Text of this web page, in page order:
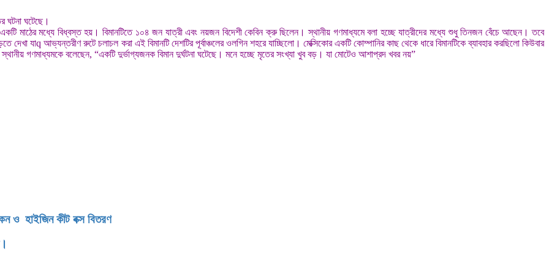
ঘটনা ঘটেছে।
একটি মাঠের মধ্যে বিধ্বস্ত হয়। বিমানটিতে ১০৪ জন যাত্রী এবং নয়জন বিদেশী কেবিন ক্রু ছিলেন। স্থানীয় গণমাধ্যমে বলা হচ্ছে যাত্রীদের মধ্যে শুধু তিনজন বেঁচে আছেন। তবে
যাq আভ্যন্তরীণ রুটে চলাচল করা এই বিমানটি দেশটির পূর্বাঞ্চলের ওলগিন শহরে যাচ্ছিলো। মেক্সিকোর একটি কোম্পানির কাছ থেকে ধারে বিমানটিকে ব্যাবহার করছিলো কিউবার
স্থানীয় গণমাধ্যমকে বলেছেন, “একটি দুর্ভাগ্যজনক বিমান দুর্ঘটনা ঘটেছে। মনে হচ্ছে মৃতের সংখ্যা খুব বড়। যা মোটেও আশাপ্রদ খবর নয়”
ও হাইজিন কীট বক্স বিতরণ